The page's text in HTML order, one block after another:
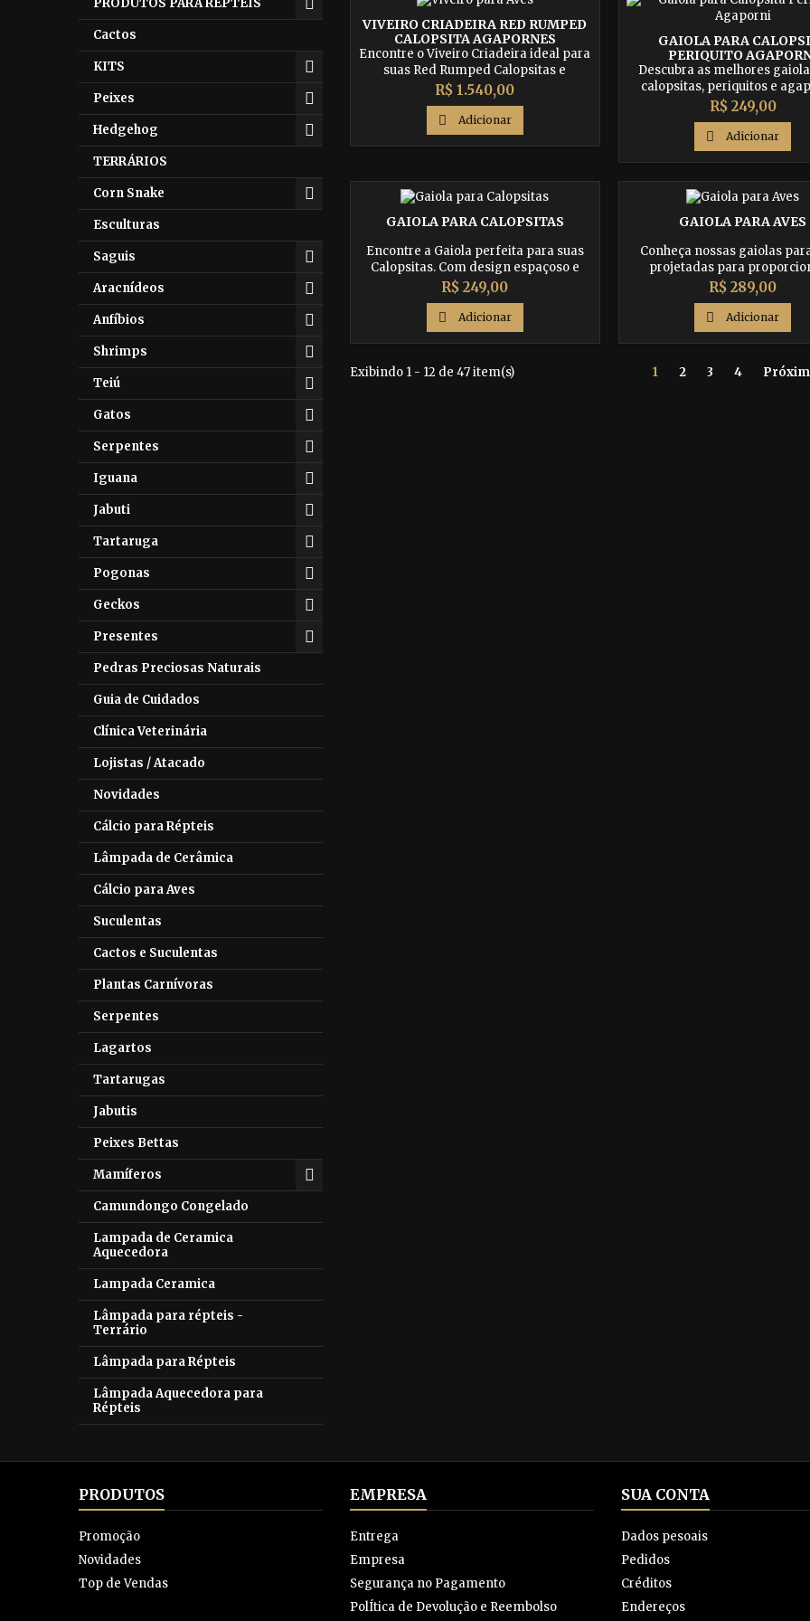
PRODUTOS PARA RÉPTEIS
Cactos
KITS
Peixes
Hedgehog
TERRÁRIOS
Corn Snake
Esculturas
Saguis
Aracnídeos
Anfíbios
Shrimps
Teiú
Gatos
Serpentes
Iguana
Jabuti
Tartaruga
Pogonas
Geckos
Presentes
Pedras Preciosas Naturais
Guia de Cuidados
Clínica Veterinária
Lojistas / Atacado
Novidades
Cálcio para Répteis
Lâmpada de Cerâmica
Cálcio para Aves
Suculentas
Cactos e Suculentas
Plantas Carnívoras
Serpentes
Lagartos
Tartarugas
Jabutis
Peixes Bettas
Mamíferos
Camundongo Congelado
Lampada de Ceramica
Aquecedora
Lampada Ceramica
Lâmpada para répteis -
Terrário
Lâmpada para Répteis
Lâmpada Aquecedora para
Répteis
esta oportunidade e garanta o
conforto de seus pássaros!"
para seus pássaros!
VIVEIRO CRIADEIRA RED RUMPED
CALOPSITA AGAPORNES
Encontre o Viveiro Criadeira ideal para
suas Red Rumped Calopsitas e
Agapornes. Com espaçoso design e
materiais de alta qualidade, nossa
criadeira oferece o ambiente perfeito
para o bem-estar e desenvolvimento
saudável dessas aves adoráveis.
máximo conforto para seus pássaros!"
Preço
R$ 1.540,00
 Adicionar
GAIOLA PARA
PERIQUITO
Descubra as melhores
calopsitas, periquitos e
Proporcione um ambiente
confortável e seguro para
com nossas gaiolas
projetadas. Ofereça o
seus amigos de penas e
voarem felizes e
Preço
R$ 249,00
 Adicionar
GAIOLA PARA CALOPSITAS
Encontre a Gaiola perfeita para suas
Calopsitas. Com design espaçoso e
materiais de qualidade, nossa gaiola
oferece o ambiente ideal para o bem-
estar e alegria de suas aves. Aproveite
agora e garanta o máximo conforto
para seus pássaros!
Preço
R$ 249,00
 Adicionar
GAIOLA PARA AVES
Conheça nossas gaiolas
projetadas para
máximo de conforto e
seus pássaros. Feitas com
duráveis e design espaçoso,
gaiolas garantem um
saudável e feliz para suas
Aproveite nossas
proporcione o melhor para
Preço
R$ 289,00
 Adicionar
Exibindo 1 - 12 de 47 item(s) 1 2 3 4
PRODUTOS
Promoção
Novidades
Top de Vendas
EMPRESA
Entrega
Empresa
Segurança no Pagamento
PolÍtica de Devolução e Reembolso
SUA CONTA
Dados pesoais
Pedidos
Créditos
Endereços